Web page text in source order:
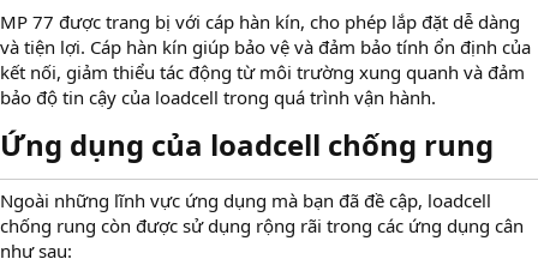
MP 77 được trang bị với cáp hàn kín, cho phép lắp đặt dễ dàng
và tiện lợi. Cáp hàn kín giúp bảo vệ và đảm bảo tính ổn định của
kết nối, giảm thiểu tác động từ môi trường xung quanh và đảm
bảo độ tin cậy của loadcell trong quá trình vận hành.
Ứng dụng của loadcell chống rung
Ngoài những lĩnh vực ứng dụng mà bạn đã đề cập, loadcell
chống rung còn được sử dụng rộng rãi trong các ứng dụng cân
như sau: